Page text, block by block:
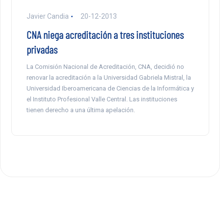
Javier Candia 20-12-2013
CNA niega acreditación a tres instituciones
privadas
La Comisión Nacional de Acreditación, CNA, decidió no
renovar la acreditación a la Universidad Gabriela Mistral, la
Universidad Iberoamericana de Ciencias de la Informática y
el Instituto Profesional Valle Central. Las instituciones
tienen derecho a una última apelación.